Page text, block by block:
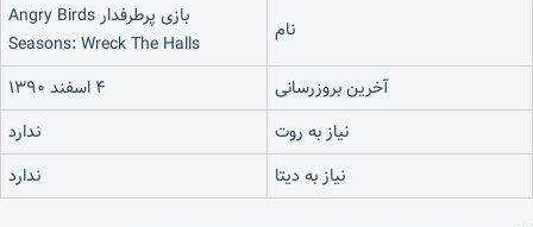
نام
بازی پرطرفدار Angry Birds
Seasons: Wreck The Halls
آخرین بروزرسانی
۴ اسفند ۱۳۹۰
نیاز به روت
ندارد
نیاز به دیتا
ندارد